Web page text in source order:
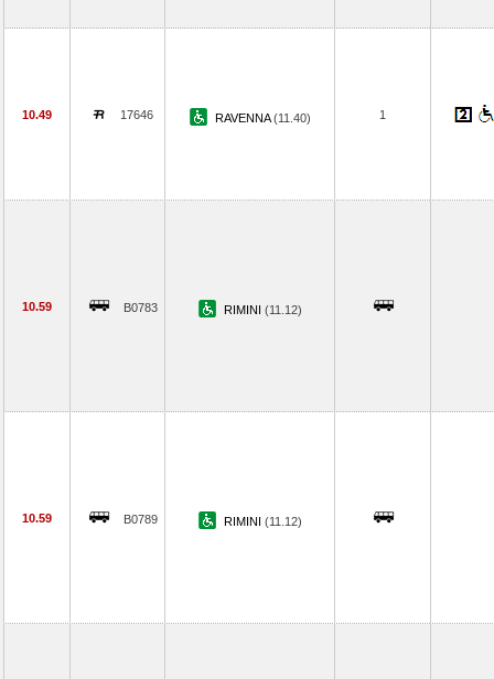
10.49 17646 RAVENNA(11.40) 1
10.59 B0783 RIMINI (11.12)
10.59 B0789 RIMINI (11.12)